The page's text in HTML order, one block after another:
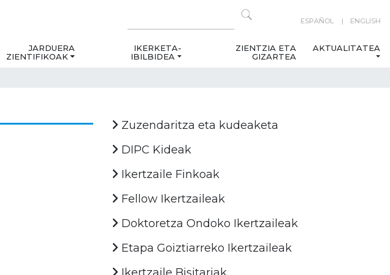
ESPAÑOL ENGLISH
JARDUERA
ZIENTIFIKOAK
IKERKETA-
IBILBIDEA
ZIENTZIA ETA
GIZARTEA
AKTUALITATEA
Zuzendaritza eta kudeaketa
DIPC Kideak
Ikertzaile Finkoak
Fellow Ikertzaileak
Doktoretza Ondoko Ikertzaileak
Etapa Goiztiarreko Ikertzaileak